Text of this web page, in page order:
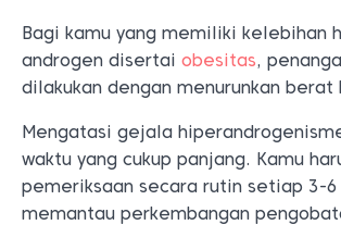
Bagi kamu yang memiliki kelebihan
androgen disertai obesitas,
dilakukan dengan menurunkan berat
Mengatasi gejala
waktu yang cukup panjang. Kamu
pemeriksaan secara rutin setiap 3-6
memantau perkembangan